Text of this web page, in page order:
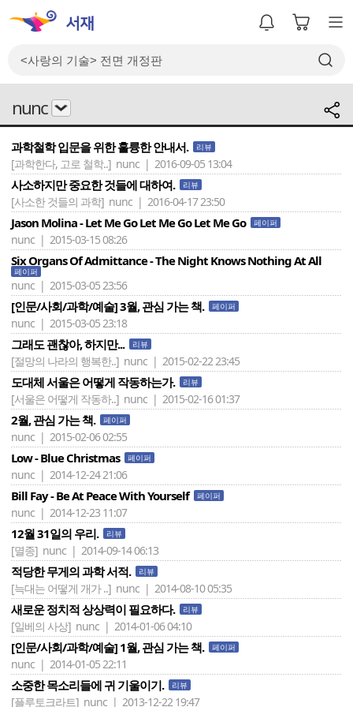
nunc
과학철학 입문을 위한 훌륭한 안내서. 리뷰
[과학한다, 고로 철학..] nunc | 2016-09-05 13:04
사소하지만 중요한 것들에 대하여. 리뷰
[사소한 것들의 과학] nunc | 2016-04-17 23:50
Jason Molina - Let Me Go Let Me Go Let Me Go 페이퍼
nunc | 2015-03-15 08:26
Six Organs Of Admittance - The Night Knows Nothing At All
페이퍼
nunc | 2015-03-05 23:56
[인문/사회/과학/예술] 3월, 관심 가는 책. 페이퍼
nunc | 2015-03-05 23:18
그래도 괜찮아, 하지만... 리뷰
[절망의 나라의 행복한..] nunc | 2015-02-22 23:45
도대체 서울은 어떻게 작동하는가. 리뷰
[서울은 어떻게 작동하..] nunc | 2015-02-16 01:37
2월, 관심 가는 책. 페이퍼
nunc | 2015-02-06 02:55
Low - Blue Christmas 페이퍼
nunc | 2014-12-24 21:06
Bill Fay - Be At Peace With Yourself 페이퍼
nunc | 2014-12-23 11:07
12월 31일의 우리. 리뷰
[멸종] nunc | 2014-09-14 06:13
적당한 무게의 과학 서적. 리뷰
[늑대는 어떻게 개가 ..] nunc | 2014-08-10 05:35
새로운 정치적 상상력이 필요하다. 리뷰
[일베의 사상] nunc | 2014-01-06 04:10
[인문/사회/과학/예술] 1월, 관심 가는 책. 페이퍼
nunc | 2014-01-05 22:11
소중한 목소리들에 귀 기울이기. 리뷰
[플루토크라트] nunc | 2013-12-22 19:47